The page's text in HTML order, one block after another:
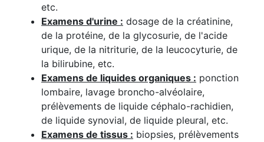
etc.
Examens d'urine : dosage de la créatinine,
de la protéine, de la glycosurie, de l'acide
urique, de la nitriturie, de la leucocyturie, de
la bilirubine, etc.
Examens de liquides organiques : ponction
lombaire, lavage broncho-alvéolaire,
prélèvements de liquide céphalo-rachidien,
de liquide synovial, de liquide pleural, etc.
Examens de tissus : biopsies, prélèvements